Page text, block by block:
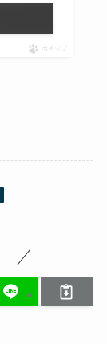
ポチップ